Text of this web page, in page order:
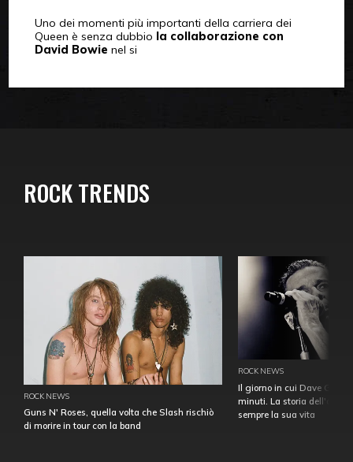
Uno dei momenti più importanti della carriera dei
Queen è senza dubbio la collaborazione con
David Bowie nel si
ROCK TRENDS
ROCK NEWS
Guns N' Roses, quella volta che Slash rischiò
di morire in tour con la band
ROCK NEWS
Il giorno in cui Dave
minuti. La storia
sempre la sua vita